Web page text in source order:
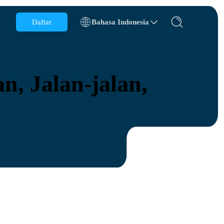
Daftar Bahasa Indonesia
Cile Cina
Jalan-jalan,